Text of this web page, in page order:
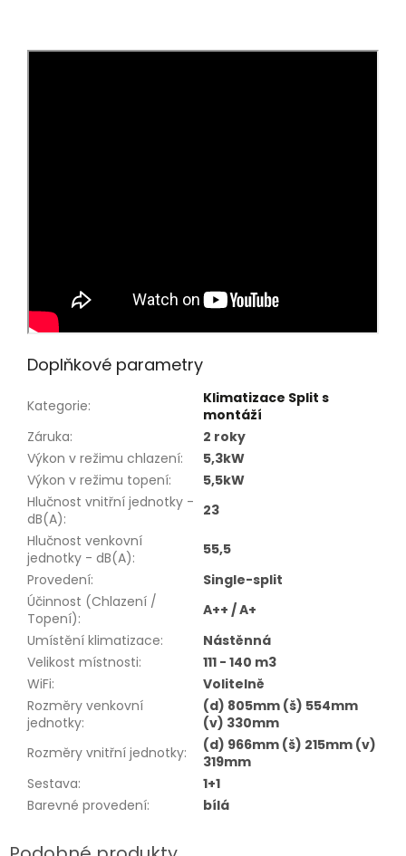
Doplňkové parametry
Kategorie:
Klimatizace Split s
montáží
Záruka:
2 roky
Výkon v režimu chlazení:
5,3kW
Výkon v režimu topení:
5,5kW
Hlučnost vnitřní jednotky -
dB(A):
23
Hlučnost venkovní
jednotky - dB(A):
55,5
Provedení:
Single-split
Účinnost (Chlazení /
Topení):
A++ / A+
Umístění klimatizace:
Nástěnná
Velikost místnosti:
111 - 140 m3
WiFi:
Volitelně
Rozměry venkovní
jednotky:
(d) 805mm (š) 554mm
(v) 330mm
Rozměry vnitřní jednotky:
(d) 966mm (š) 215mm (v)
319mm
Sestava:
1+1
Barevné provedení: bílá